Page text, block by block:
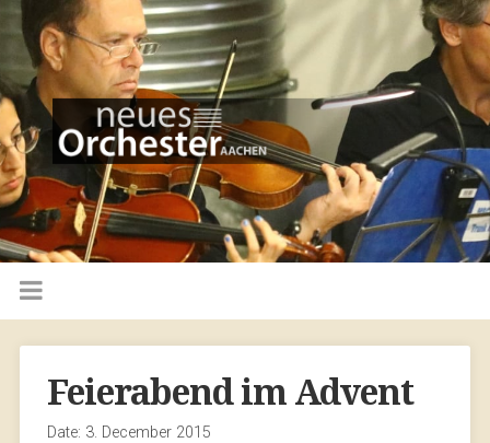
Feierabend im Advent
Date: 3. December 2015